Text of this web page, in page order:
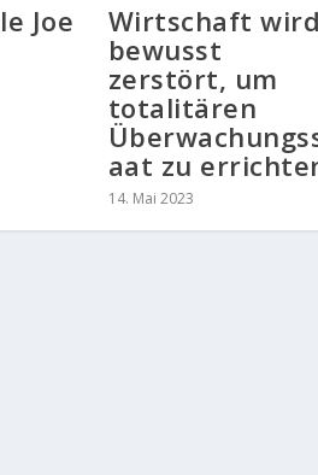
Joe
Wirtschaft wird
bewusst
zerstört, um
totalitären
aat zu
14. Mai 2023